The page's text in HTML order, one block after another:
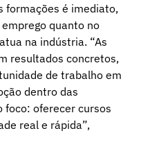
formações é imediato,
quanto no
na indústria. “As
resultados concretos,
de trabalho em
dentro das
foco: oferecer cursos
real e rápida”,